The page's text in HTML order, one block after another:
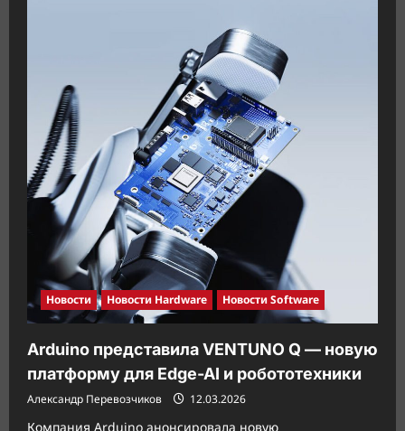
промышленного
Edge-
Новости Новости Hardware Новости Software
Arduino представила VENTUNO Q — новую
платформу для Edge-AI и робототехники
Александр Перевозчиков 12.03.2026
Компания Arduino анонсировала новую